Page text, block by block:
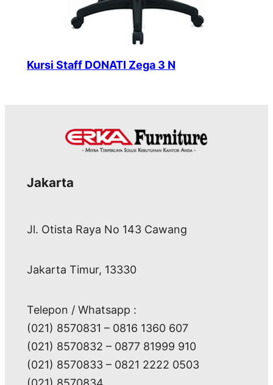
Kursi Staff DONATI Zega 3 N
Jakarta
Jl. Otista Raya No 143 Cawang
Jakarta Timur, 13330
Telepon / Whatsapp :
(021) 8570831 – 0816 1360 607
(021) 8570832 – 0877 81999 910
(021) 8570833 – 0821 2222 0503